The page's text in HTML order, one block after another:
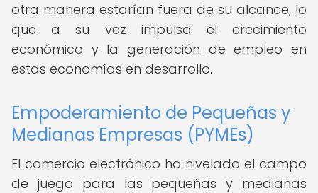
otra manera estarían fuera de su alcance, lo
que a su vez impulsa el crecimiento
económico y la generación de empleo en
estas economías en desarrollo.
Empoderamiento de Pequeñas y
Medianas Empresas (PYMEs)
El comercio electrónico ha nivelado el campo
de juego para las pequeñas y medianas